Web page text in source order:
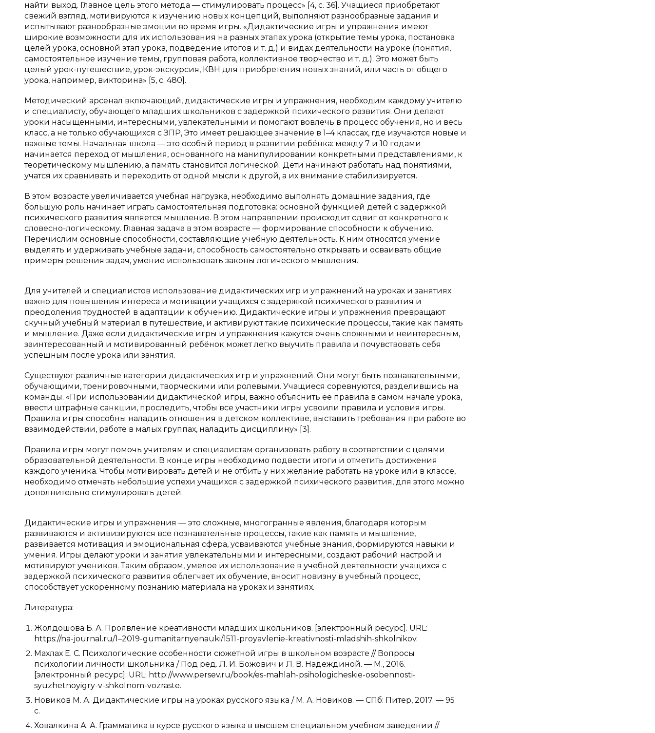
найти выход. Главное цель этого метода — стимулировать процесс» [4, с. 36]. Учащиеся приобретают
свежий взгляд, мотивируются к изучению новых концепций, выполняют разнообразные задания и
испытывают разнообразные эмоции во время игры. «Дидактические игры и упражнения имеют
широкие возможности для их использования на разных этапах урока (открытие темы урока, постановка
целей урока, основной этап урока, подведение итогов и т. д.) и видах деятельности на уроке (понятия,
самостоятельное изучение темы, групповая работа, коллективное творчество и т. д.). Это может быть
целый урок-путешествие, урок-экскурсия, КВН для приобретения новых знаний, или часть от общего
урока, например, викторина» [5, с. 480].
Методический арсенал включающий, дидактические игры и упражнения, необходим каждому учителю
и специалисту, обучающего младших школьников с задержкой психического развития. Они делают
уроки насыщенными, интересными, увлекательными и помогают вовлечь в процесс обучения, но и весь
класс, а не только обучающихся с ЗПР, Это имеет решающее значение в 1–4 классах, где изучаются новые и
важные темы. Начальная школа — это особый период в развитии ребёнка: между 7 и 10 годами
начинается переход от мышления, основанного на манипулировании конкретными представлениями, к
теоретическому мышлению, а память становится логической. Дети начинают работать над понятиями,
учатся их сравнивать и переходить от одной мысли к другой, а их внимание стабилизируется.
В этом возрасте увеличивается учебная нагрузка, необходимо выполнять домашние задания, где
большую роль начинает играть самостоятельная подготовка: основной функцией детей с задержкой
психического развития является мышление. В этом направлении происходит сдвиг от конкретного к
словесно-логическому. Главная задача в этом возрасте — формирование способности к обучению.
Перечислим основные способности, составляющие учебную деятельность. К ним относятся умение
выделять и удерживать учебные задачи, способность самостоятельно открывать и осваивать общие
примеры решения задач, умение использовать законы логического мышления.
Для учителей и специалистов использование дидактических игр и упражнений на уроках и занятиях
важно для повышения интереса и мотивации учащихся с задержкой психического развития и
преодоления трудностей в адаптации к обучению. Дидактические игры и упражнения превращают
скучный учебный материал в путешествие, и активируют такие психические процессы, такие как память
и мышление. Даже если дидактические игры и упражнения кажутся очень сложными и неинтересным,
заинтересованный и мотивированный ребёнок может легко выучить правила и почувствовать себя
успешным после урока или занятия.
Существуют различные категории дидактических игр и упражнений. Они могут быть познавательными,
обучающими, тренировочными, творческими или ролевыми. Учащиеся соревнуются, разделившись на
команды. «При использовании дидактической игры, важно объяснить ее правила в самом начале урока,
ввести штрафные санкции, проследить, чтобы все участники игры усвоили правила и условия игры.
Правила игры способны наладить отношения в детском коллективе, выставить требования при работе во
взаимодействии, работе в малых группах, наладить дисциплину» [3].
Правила игры могут помочь учителям и специалистам организовать работу в соответствии с целями
образовательной деятельности. В конце игры необходимо подвести итоги и отметить достижения
каждого ученика. Чтобы мотивировать детей и не отбить у них желание работать на уроке или в классе,
необходимо отмечать небольшие успехи учащихся с задержкой психического развития, для этого можно
дополнительно стимулировать детей.
Дидактические игры и упражнения — это сложные, многогранные явления, благодаря которым
развиваются и активизируются все познавательные процессы, такие как память и мышление,
развивается мотивация и эмоциональная сфера, усваиваются учебные знания, формируются навыки и
умения. Игры делают уроки и занятия увлекательными и интересными, создают рабочий настрой и
мотивируют учеников. Таким образом, умелое их использование в учебной деятельности учащихся с
задержкой психического развития облегчает их обучение, вносит новизну в учебный процесс,
способствует ускоренному познанию материала на уроках и занятиях.
Литература:
Жолдошова Б. А. Проявление креативности младших школьников. [электронный ресурс]. URL:
https://na-journal.ru/1–2019-gumanitarnyenauki/1511-proyavlenie-kreativnosti-mladshih-shkolnikov.
Махлах Е. С. Психологические особенности сюжетной игры в школьном возрасте // Вопросы
психологии личности школьника / Под ред. Л. И. Божович и Л. В. Надеждиной. — М., 2016.
[электронный ресурс]. URL: http://www.persev.ru/book/es-mahlah-psihologicheskie-osobennosti-
syuzhetnoyigry-v-shkolnom-vozraste.
Новиков М. А. Дидактические игры на уроках русского языка / М. А. Новиков. — СПб: Питер, 2017. — 95
с.
Ховалкина А. А. Грамматика в курсе русского языка в высшем специальном учебном заведении //